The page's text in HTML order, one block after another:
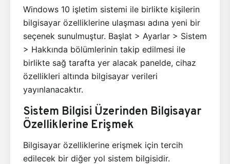
Windows 10 işletim sistemi ile birlikte kişilerin
bilgisayar özelliklerine ulaşması adına yeni bir
seçenek sunulmuştur. Başlat > Ayarlar > Sistem
> Hakkında bölümlerinin takip edilmesi ile
birlikte sağ tarafta yer alacak panelde, cihaz
özellikleri altında bilgisayar verileri
yayınlanacaktır.
Sistem Bilgisi Üzerinden Bilgisayar
Özelliklerine Erişmek
Bilgisayar özelliklerine erişmek için tercih
edilecek bir diğer yol sistem bilgisidir.